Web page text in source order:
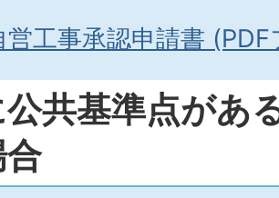
営工事承認申請書
共基準点があ